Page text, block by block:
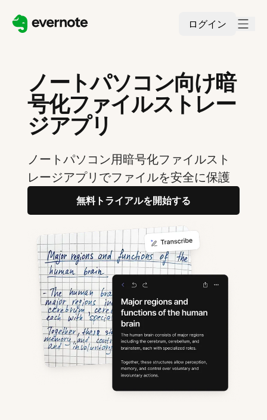
ログイン
ノートパソコン向け暗
号化ファイルストレー
ジアプリ
ノートパソコン用暗号化ファイルスト
レージアプリでファイルを安全に保護
無料トライアルを開始する